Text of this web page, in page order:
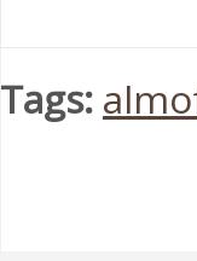
Tags: